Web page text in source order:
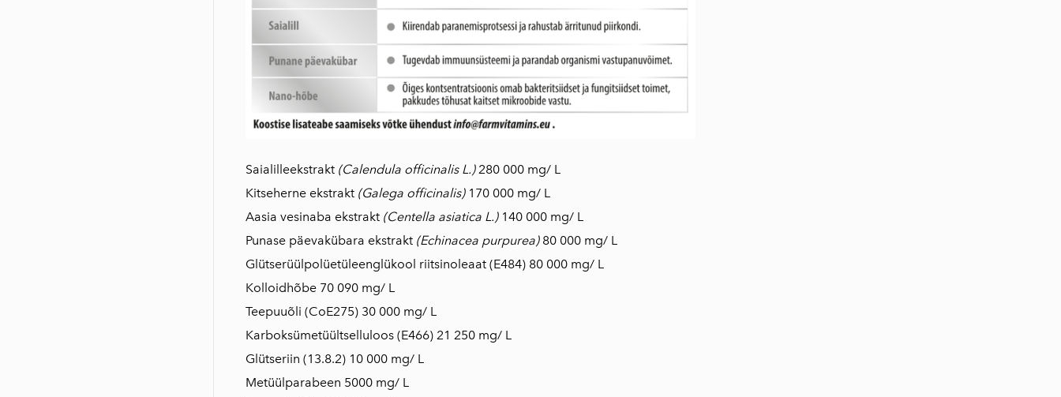
Saialilleekstrakt (Calendula officinalis L.)280 000 mg/ L
Kitseherne ekstrakt (Galega officinalis)170 000 mg/ L
Aasia vesinaba ekstrakt (Centella asiatica L.)140 000 mg/ L
Punase päevakübara ekstrakt (Echinacea purpurea)80 000 mg/ L
Glütserüülpolüetüleenglükool riitsinoleaat (E484) 80 000 mg/ L
Kolloidhõbe 70 090 mg/ L
Teepuuõli (CoE275) 30 000 mg/ L
Karboksümetüültselluloos (E466) 21 250 mg/ L
Glütseriin (13.8.2) 10 000 mg/ L
Metüülparabeen 5000 mg/ L